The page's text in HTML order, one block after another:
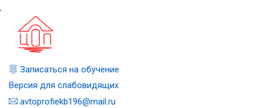
,
Записаться на обучение
Версия для слабовидящих
avtoprofiekb196@mail.ru